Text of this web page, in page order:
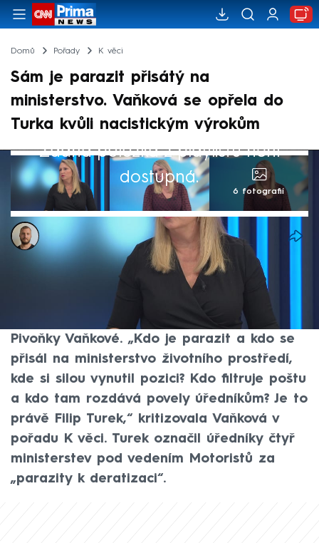
Domů Pořady K věci
Sám je parazit přisátý na
ministerstvo. Vaňková se opřela do
Turka kvůli nacistickým výrokům
Žádná položka z playlistu není
dostupná.
6 fotografií
Jan Haitl
24. dub 2026, 22:17
Výroky vládního zmocněnce pro klimatickou
politiku Filipa Turka (Motoristé) vyvolaly
břitkou reakci poslankyně STAN Pavly
Pivoňky Vaňkové. „Kdo je parazit a kdo se
přisál na ministerstvo životního prostředí,
kde si silou vynutil pozici? Kdo filtruje poštu
a kdo tam rozdává povely úředníkům? Je to
právě Filip Turek,“ kritizovala Vaňková v
pořadu K věci. Turek označil úředníky čtyř
ministerstev pod vedením Motoristů za
„parazity k deratizaci“.